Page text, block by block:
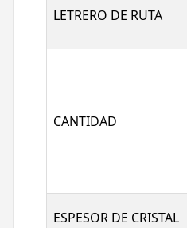
LETRERO DE RUTA
CANTIDAD
ESPESOR DE CRISTAL